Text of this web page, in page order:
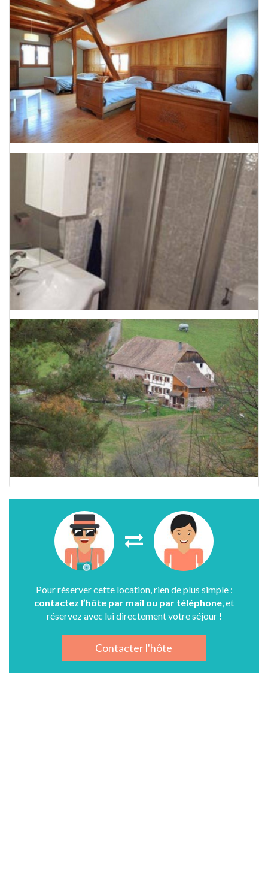
Pour réserver cette location, rien de plus simple :
contactez l’hôte par mail ou par téléphone , et
réservez avec lui directement votre séjour !
Contacter l'hôte